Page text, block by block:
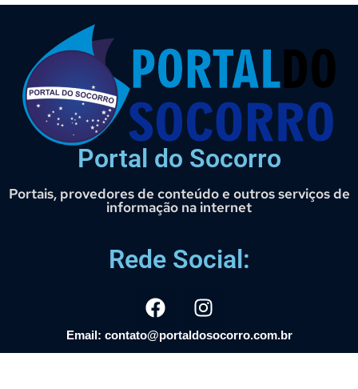
Portal do Socorro
Portais, provedores de conteúdo e outros serviços de
informação na internet
Rede Social:
Email: contato@portaldosocorro.com.br